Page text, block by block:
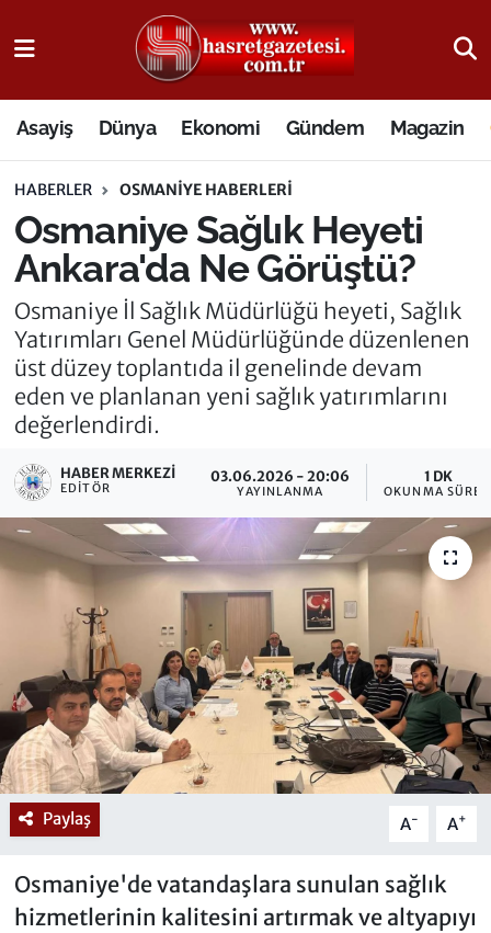
Asayiş Dünya Ekonomi Gündem Magazin
HABERLER OSMANIYE HABERLERI
Osmaniye Sağlık Heyeti
Ankara'da Ne Görüştü?
Osmaniye İl Sağlık Müdürlüğü heyeti, Sağlık
Yatırımları Genel Müdürlüğünde düzenlenen
üst düzey toplantıda il genelinde devam
eden ve planlanan yeni sağlık yatırımlarını
değerlendirdi.
HABER MERKEZI
EDITÖR
03.06.2026 - 20:06
YAYINLANMA
1 DK
OKUNMA
Paylaş A- A+
Osmaniye'de vatandaşlara sunulan sağlık
hizmetlerinin kalitesini artırmak ve altyapıyı
Osmaniye Nöbetçi Eczaneler
Osmaniye Hava Durumu
Osmaniye Trafik Yoğunluk Haritası
Süper Lig Puan Durumu ve Fikstür
Tüm Manşetler
Son Dakika Haberleri
Haber Arşivi